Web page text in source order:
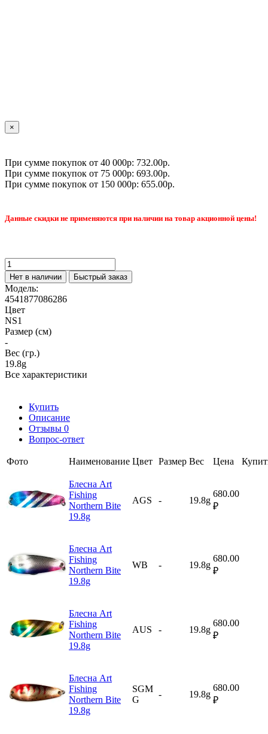
×
При сумме покупок от 40 000р: 732.00р.
При сумме покупок от 75 000р: 693.00р.
При сумме покупок от 150 000р: 655.00р.
Данные скидки не применяются при наличии на товар акционной цены!
Нет в наличии Быстрый заказ
Модель:
4541877086286
Цвет
NS1
Размер (см)
-
Вес (гр.)
19.8g
Все характеристики
Купить
Описание
Отзывы 0
Вопрос-ответ
Фото Наименование Цвет Размер Вес Цена
Блесна Art
Fishing
Northern Bite
19.8g
AGS - 19.8g
680.00
₽
Блесна Art
Fishing
Northern Bite
19.8g
WB - 19.8g
680.00
₽
Блесна Art
Fishing
Northern Bite
19.8g
AUS - 19.8g
680.00
₽
Блесна Art
Fishing
Northern Bite
19.8g
SGM
G
- 19.8g
680.00
₽